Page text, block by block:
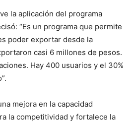
la aplicación del programa
“Es un programa que permite
poder exportar desde la
casi 6 millones de pesos.
Hay 400 usuarios y el 30%
mejora en la capacidad
la competitividad y fortalece la